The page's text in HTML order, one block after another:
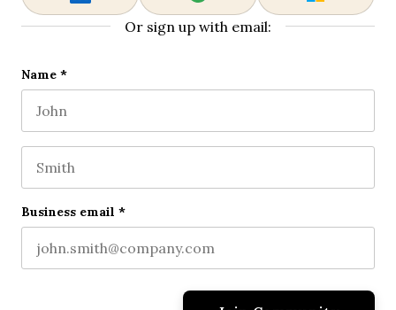
Or sign up with email:
Company
This field is for validation purposes and should be
Name*
Business email *